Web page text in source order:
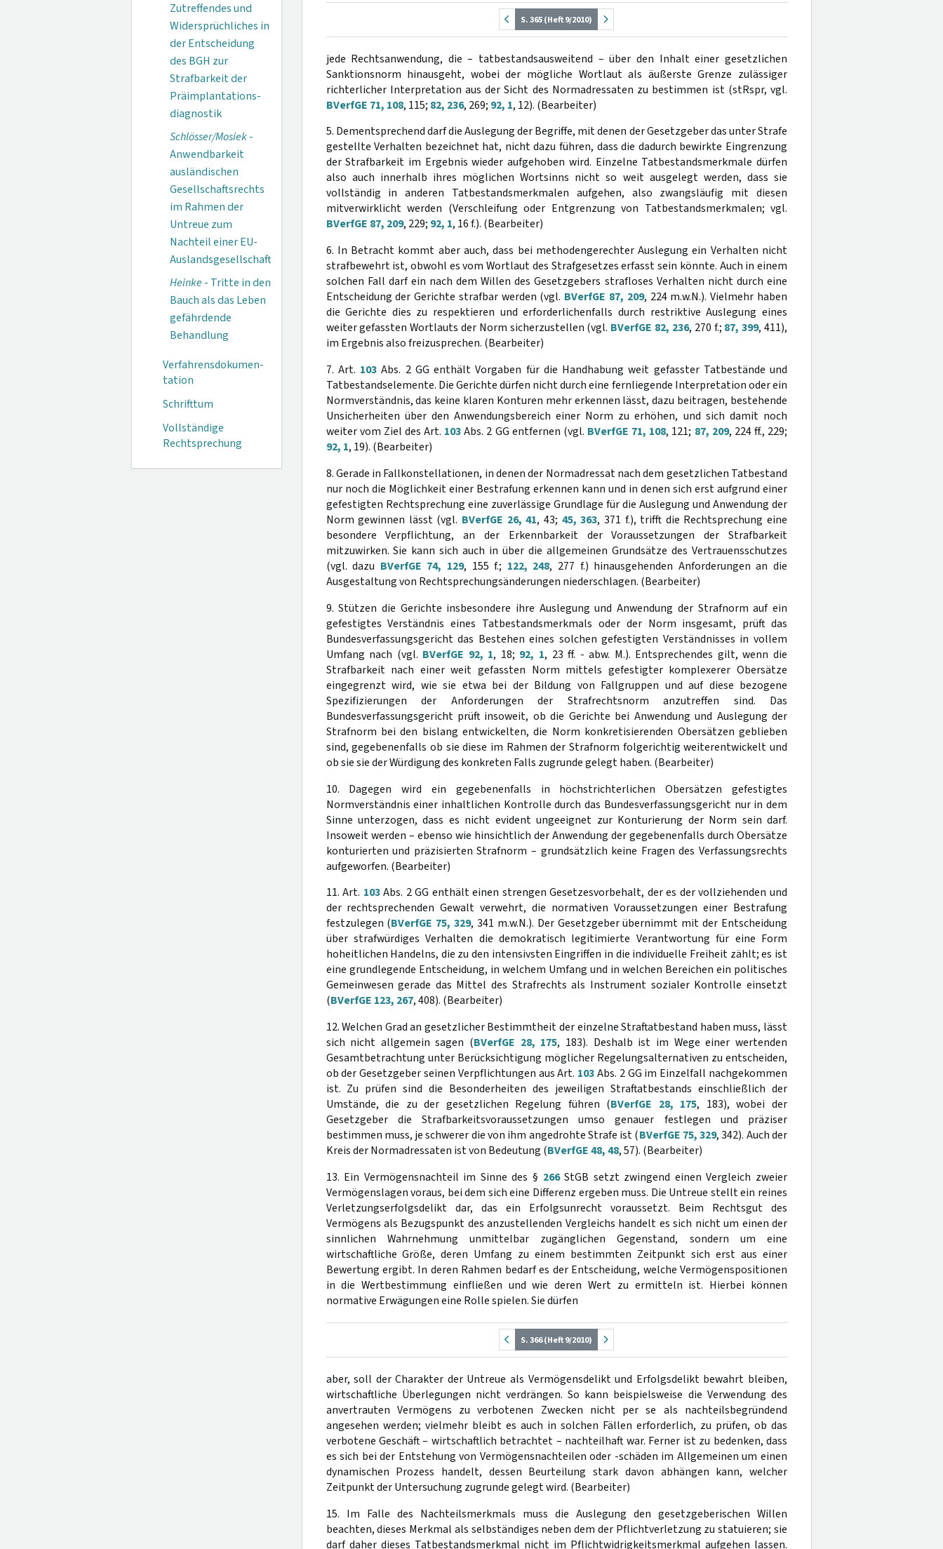
Zutreffendes und
Widersprüchliches in
der Entscheidung
des BGH zur
Strafbarkeit der
Präimplantations­
diagnostik
Schlösser/Mosiek-
Anwendbarkeit
ausländischen
Gesellschaftsrechts
im Rahmen der
Untreue zum
Nachteil einer EU-
Auslandsgesellschaft
Heinke- Tritte in den
Bauch als das Leben
gefährdende
Behandlung
Verfahrensdokumen­
tation
Schrifttum
Vollständige
Rechtsprechung
S. 365 (Heft 9/2010)
jede Rechtsanwendung, die – tatbestandsausweitend – über den Inhalt einer gesetzlichen
Sanktionsnorm hinausgeht, wobei der mögliche Wortlaut als äußerste Grenze zulässiger
richterlicher Interpretation aus der Sicht des Normadressaten zu bestimmen ist (stRspr, vgl.
BVerfGE 71, 108, 115; 82, 236, 269; 92, 1, 12). (Bearbeiter)
5. Dementsprechend darf die Auslegung der Begriffe, mit denen der Gesetzgeber das unter Strafe
gestellte Verhalten bezeichnet hat, nicht dazu führen, dass die dadurch bewirkte Eingrenzung
der Strafbarkeit im Ergebnis wieder aufgehoben wird. Einzelne Tatbestandsmerkmale dürfen
also auch innerhalb ihres möglichen Wortsinns nicht so weit ausgelegt werden, dass sie
vollständig in anderen Tatbestandsmerkmalen aufgehen, also zwangsläufig mit diesen
mitverwirklicht werden (Verschleifung oder Entgrenzung von Tatbestandsmerkmalen; vgl.
BVerfGE 87, 209, 229; 92, 1, 16 f.). (Bearbeiter)
6. In Betracht kommt aber auch, dass bei methodengerechter Auslegung ein Verhalten nicht
strafbewehrt ist, obwohl es vom Wortlaut des Strafgesetzes erfasst sein könnte. Auch in einem
solchen Fall darf ein nach dem Willen des Gesetzgebers strafloses Verhalten nicht durch eine
Entscheidung der Gerichte strafbar werden (vgl. BVerfGE 87, 209, 224 m.w.N.). Vielmehr haben
die Gerichte dies zu respektieren und erforderlichenfalls durch restriktive Auslegung eines
weiter gefassten Wortlauts der Norm sicherzustellen (vgl. BVerfGE 82, 236, 270 f.; 87, 399, 411),
im Ergebnis also freizusprechen. (Bearbeiter)
7. Art. 103 Abs. 2 GG enthält Vorgaben für die Handhabung weit gefasster Tatbestände und
Tatbestandselemente. Die Gerichte dürfen nicht durch eine fernliegende Interpretation oder ein
Normverständnis, das keine klaren Konturen mehr erkennen lässt, dazu beitragen, bestehende
Unsicherheiten über den Anwendungsbereich einer Norm zu erhöhen, und sich damit noch
weiter vom Ziel des Art. 103Abs. 2 GG entfernen (vgl. BVerfGE 71, 108, 121; 87, 209, 224 ff., 229;
92, 1, 19). (Bearbeiter)
8. Gerade in Fallkonstellationen, in denen der Normadressat nach dem gesetzlichen Tatbestand
nur noch die Möglichkeit einer Bestrafung erkennen kann und in denen sich erst aufgrund einer
gefestigten Rechtsprechung eine zuverlässige Grundlage für die Auslegung und Anwendung der
Norm gewinnen lässt (vgl. BVerfGE 26, 41, 43; 45, 363, 371 f.), trifft die Rechtsprechung eine
besondere Verpflichtung, an der Erkennbarkeit der Voraussetzungen der Strafbarkeit
mitzuwirken. Sie kann sich auch in über die allgemeinen Grundsätze des Vertrauensschutzes
(vgl. dazu BVerfGE 74, 129, 155 f.; 122, 248, 277 f.) hinausgehenden Anforderungen an die
Ausgestaltung von Rechtsprechungsänderungen niederschlagen. (Bearbeiter)
9. Stützen die Gerichte insbesondere ihre Auslegung und Anwendung der Strafnorm auf ein
gefestigtes Verständnis eines Tatbestandsmerkmals oder der Norm insgesamt, prüft das
Bundesverfassungsgericht das Bestehen eines solchen gefestigten Verständnisses in vollem
Umfang nach (vgl. BVerfGE 92, 1, 18; 92, 1, 23 ff. - abw. M.). Entsprechendes gilt, wenn die
Strafbarkeit nach einer weit gefassten Norm mittels gefestigter komplexerer Obersätze
eingegrenzt wird, wie sie etwa bei der Bildung von Fallgruppen und auf diese bezogene
Spezifizierungen der Anforderungen der Strafrechtsnorm anzutreffen sind. Das
Bundesverfassungsgericht prüft insoweit, ob die Gerichte bei Anwendung und Auslegung der
Strafnorm bei den bislang entwickelten, die Norm konkretisierenden Obersätzen geblieben
sind, gegebenenfalls ob sie diese im Rahmen der Strafnorm folgerichtig weiterentwickelt und
ob sie sie der Würdigung des konkreten Falls zugrunde gelegt haben. (Bearbeiter)
10. Dagegen wird ein gegebenenfalls in höchstrichterlichen Obersätzen gefestigtes
Normverständnis einer inhaltlichen Kontrolle durch das Bundesverfassungsgericht nur in dem
Sinne unterzogen, dass es nicht evident ungeeignet zur Konturierung der Norm sein darf.
Insoweit werden – ebenso wie hinsichtlich der Anwendung der gegebenenfalls durch Obersätze
konturierten und präzisierten Strafnorm – grundsätzlich keine Fragen des Verfassungsrechts
aufgeworfen. (Bearbeiter)
11. Art. 103Abs. 2 GG enthält einen strengen Gesetzesvorbehalt, der es der vollziehenden und
der rechtsprechenden Gewalt verwehrt, die normativen Voraussetzungen einer Bestrafung
festzulegen (BVerfGE 75, 329, 341 m.w.N.). Der Gesetzgeber übernimmt mit der Entscheidung
über strafwürdiges Verhalten die demokratisch legitimierte Verantwortung für eine Form
hoheitlichen Handelns, die zu den intensivsten Eingriffen in die individuelle Freiheit zählt; es ist
eine grundlegende Entscheidung, in welchem Umfang und in welchen Bereichen ein politisches
Gemeinwesen gerade das Mittel des Strafrechts als Instrument sozialer Kontrolle einsetzt
(BVerfGE 123, 267, 408). (Bearbeiter)
12. Welchen Grad an gesetzlicher Bestimmtheit der einzelne Straftatbestand haben muss, lässt
sich nicht allgemein sagen (BVerfGE 28, 175, 183). Deshalb ist im Wege einer wertenden
Gesamtbetrachtung unter Berücksichtigung möglicher Regelungsalternativen zu entscheiden,
ob der Gesetzgeber seinen Verpflichtungen aus Art. 103Abs. 2 GG im Einzelfall nachgekommen
ist. Zu prüfen sind die Besonderheiten des jeweiligen Straftatbestands einschließlich der
Umstände, die zu der gesetzlichen Regelung führen (BVerfGE 28, 175, 183), wobei der
Gesetzgeber die Strafbarkeitsvoraussetzungen umso genauer festlegen und präziser
bestimmen muss, je schwerer die von ihm angedrohte Strafe ist (BVerfGE 75, 329, 342). Auch der
Kreis der Normadressaten ist von Bedeutung (BVerfGE 48, 48, 57). (Bearbeiter)
13. Ein Vermögensnachteil im Sinne des § 266StGB setzt zwingend einen Vergleich zweier
Vermögenslagen voraus, bei dem sich eine Differenz ergeben muss. Die Untreue stellt ein reines
Verletzungserfolgsdelikt dar, das ein Erfolgsunrecht voraussetzt. Beim Rechtsgut des
Vermögens als Bezugspunkt des anzustellenden Vergleichs handelt es sich nicht um einen der
sinnlichen Wahrnehmung unmittelbar zugänglichen Gegenstand, sondern um eine
wirtschaftliche Größe, deren Umfang zu einem bestimmten Zeitpunkt sich erst aus einer
Bewertung ergibt. In deren Rahmen bedarf es der Entscheidung, welche Vermögenspositionen
in die Wertbestimmung einfließen und wie deren Wert zu ermitteln ist. Hierbei können
normative Erwägungen eine Rolle spielen. Sie dürfen
S. 366 (Heft 9/2010)
aber, soll der Charakter der Untreue als Vermögensdelikt und Erfolgsdelikt bewahrt bleiben,
wirtschaftliche Überlegungen nicht verdrängen. So kann beispielsweise die Verwendung des
anvertrauten Vermögens zu verbotenen Zwecken nicht per se als nachteilsbegründend
angesehen werden; vielmehr bleibt es auch in solchen Fällen erforderlich, zu prüfen, ob das
verbotene Geschäft – wirtschaftlich betrachtet – nachteilhaft war. Ferner ist zu bedenken, dass
es sich bei der Entstehung von Vermögensnachteilen oder -schäden im Allgemeinen um einen
dynamischen Prozess handelt, dessen Beurteilung stark davon abhängen kann, welcher
Zeitpunkt der Untersuchung zugrunde gelegt wird. (Bearbeiter)
15. Im Falle des Nachteilsmerkmals muss die Auslegung den gesetzgeberischen Willen
beachten, dieses Merkmal als selbständiges neben dem der Pflichtverletzung zu statuieren; sie
darf daher dieses Tatbestandsmerkmal nicht im Pflichtwidrigkeitsmerkmal aufgehen lassen.